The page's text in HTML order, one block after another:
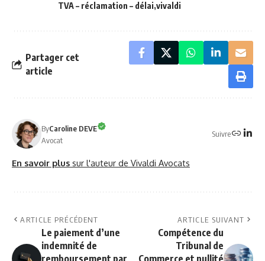
TVA – réclamation – délai vivaldi
Partager cet
article
ByCaroline DEVE
Avocat
Suivre
En savoir plus sur l'auteur de Vivaldi Avocats
ARTICLE PRÉCÉDENT
Le paiement d’une
indemnité de
ARTICLE SUIVANT
Compétence du
Tribunal de